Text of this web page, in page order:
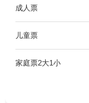
成人票
儿童票
家庭票2大1小